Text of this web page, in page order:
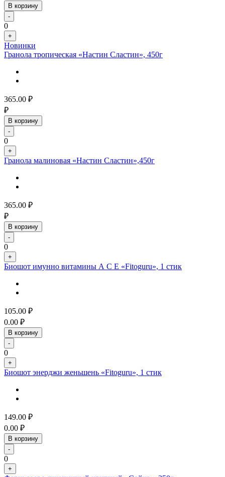
В корзину
-
0
+
Новинки
Гранола тропическая «Настин Сластин», 450г
365.00 ₽
₽
В корзину
-
0
+
Гранола малиновая «Настин Сластин»,450г
365.00 ₽
₽
В корзину
-
0
+
Биошот имунно витамины А С Е «Fitoguru», 1 стик
105.00 ₽
0.00 ₽
В корзину
-
0
+
Биошот энерджи женьшень «Fitoguru», 1 стик
149.00 ₽
0.00 ₽
В корзину
-
0
+